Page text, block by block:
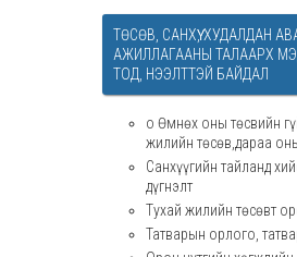
ТӨСӨВ, САНХҮҮ, ХУДАЛДАН
АЖИЛЛАГААНЫ ТАЛААРХ
ТОД, НЭЭЛТТЭЙ БАЙДАЛ
o Өмнөх оны төсвийн
жилийн төсөв,дараа
Санхүүгийн тайланд
дүгнэлт
Тухай жилийн төсөвт
Татварын орлого,